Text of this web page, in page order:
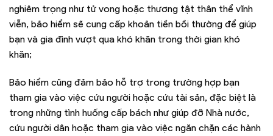
nghiêm trọng như tử vong hoặc thương tật thân thể vĩnh
viễn, bảo hiểm sẽ cung cấp khoản tiền bồi thường để giúp
bạn và gia đình vượt qua khó khăn trong thời gian khó
khăn;
Bảo hiểm cũng đảm bảo hỗ trợ trong trường hợp bạn
tham gia vào việc cứu người hoặc cứu tài sản, đặc biệt là
trong những tình huống cấp bách như giúp đỡ Nhà nước,
cứu người dân hoặc tham gia vào việc ngăn chặn các hành